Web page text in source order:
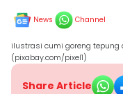
News Channel
ilustrasi cumi goreng
(pixabay.com/pixel1)
Share Article